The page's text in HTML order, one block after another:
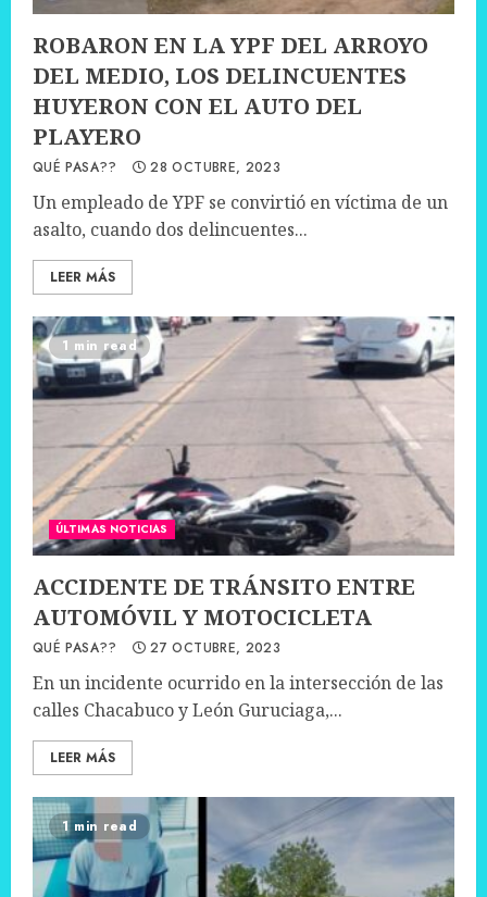
ROBARON EN LA YPF DEL ARROYO
DEL MEDIO, LOS DELINCUENTES
HUYERON CON EL AUTO DEL
PLAYERO
QUÉ PASA?? 28 OCTUBRE, 2023
Un empleado de YPF se convirtió en víctima de un
asalto, cuando dos delincuentes...
LEER MÁS
1 min read
ÚLTIMAS NOTICIAS
ACCIDENTE DE TRÁNSITO ENTRE
AUTOMÓVIL Y MOTOCICLETA
QUÉ PASA?? 27 OCTUBRE, 2023
En un incidente ocurrido en la intersección de las
calles Chacabuco y León Guruciaga,...
LEER MÁS
1 min read